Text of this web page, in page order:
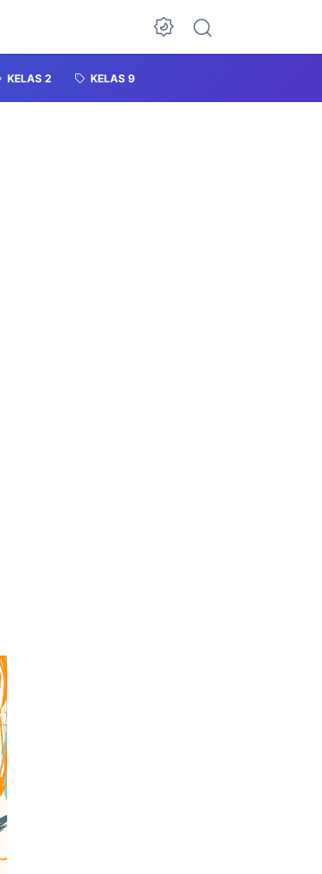
KELAS 2 KELAS 9